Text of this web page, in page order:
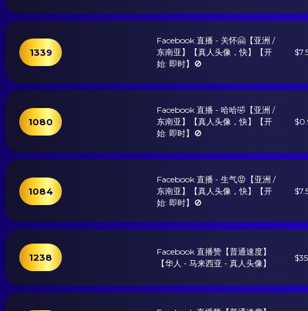
1339
Facebook 直播 - 关怀🤗【亚洲 /
东南亚】【真人头像，快】【开
始: 即时】🚫
1080
Facebook 直播 - 哈哈🤣【亚洲 /
东南亚】【真人头像，快】【开
始: 即时】🚫
1084
Facebook 直播 - 生气😡【亚洲 /
东南亚】【真人头像，快】【开
始: 即时】🚫
1238
Facebook 直播赞【普通速度】
【华人 - 马来西亚 - 真人头像】